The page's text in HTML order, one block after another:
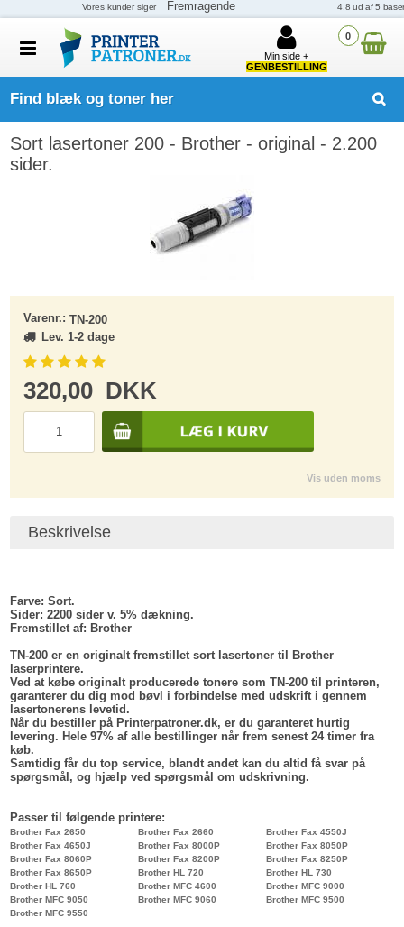
0
Min side +
GENBESTILLING
Find blæk og toner her
Sort lasertoner 200 - Brother - original - 2.200
sider.
Varenr.:TN-200
Lev. 1-2 dage
320,00 DKK
Vis uden moms
Beskrivelse
Farve: Sort.
Sider: 2200 sider v. 5% dækning.
Fremstillet af: Brother
TN-200 er en originalt fremstillet sort lasertoner til Brother
laserprintere.
Ved at købe originalt producerede tonere som TN-200 til printeren,
garanterer du dig mod bøvl i forbindelse med udskrift i gennem
lasertonerens levetid.
Når du bestiller på Printerpatroner.dk, er du garanteret hurtig
levering. Hele 97% af alle bestillinger når frem senest 24 timer fra
køb.
Samtidig får du top service, blandt andet kan du altid få svar på
spørgsmål, og hjælp ved spørgsmål om udskrivning.
Passer til følgende printere:
Brother Fax 2650 Brother Fax 2660
Brother Fax 4550J
Brother Fax 4650J
Brother Fax 8000P
Brother Fax 8050P
Brother Fax 8060P
Brother Fax 8200P
Brother Fax 8250P
Brother Fax 8650P
Brother HL 720
Brother HL 730
Brother HL 760
Brother MFC 4600
Brother MFC 9000
Brother MFC 9050
Brother MFC 9060
Brother MFC 9500
Brother MFC 9550